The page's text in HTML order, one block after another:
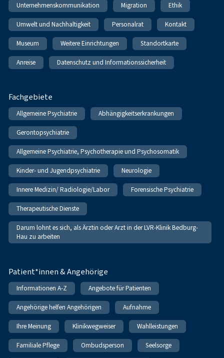
Unternehmenskommunikation Migration Ethik
Umwelt und Nachhaltigkeit Personalrat Kontakt
Museum Weitere Einrichtungen Standortkarte
Anreise Datenschutz und Informationssicherheit
Fachgebiete
Allgemeine Psychiatrie Abhängigkeitserkrankungen
Gerontopsychiatrie
Allgemeine Psychiatrie, Psychotherapie und Psychosomatik
Kinder- und Jugendpsychiatrie Neurologie
Innere Medizin/ Radiologie/Labor Forensische Psychiatrie
Therapeutische Dienste
Darum lohnt es sich, als Ärztin oder Arzt in der LVR-Klinik Bedburg-
Hau zu arbeiten
Patient*innen & Angehörige
Informationen A-Z Angebote für Patienten
Angehörige helfen Angehörigen Aufnahme
Ihre Meinung Klinikwegweiser Wahlleistungen
Familiale Pflege Ombudsperson Seelsorge